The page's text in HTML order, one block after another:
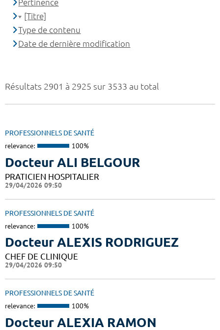
Résultats 2901 à 2925 sur 3533 au total
PROFESSIONNELS DE SANTÉ
relevance: 100%
Docteur ALI BELGOUR
PRATICIEN HOSPITALIER
29/04/2026 09:50
PROFESSIONNELS DE SANTÉ
relevance: 100%
Docteur ALEXIS RODRIGUEZ
CHEF DE CLINIQUE
29/04/2026 09:50
PROFESSIONNELS DE SANTÉ
relevance: 100%
Docteur ALEXIA RAMON
Pertinence
[Titre]
Type de contenu
Date de dernière modification